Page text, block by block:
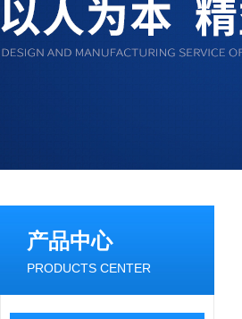
产品中心
PRODUCTS CENTER